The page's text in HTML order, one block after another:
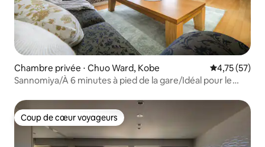
Chambre privée ⋅ Chuo Ward, Kobe Évaluation
4,75 (57)
Sannomiya/À 6 minutes à pied de la gare/Idéal pour le
personnes/
Coup de cœur voyageurs
Coup de cœur voyageurs